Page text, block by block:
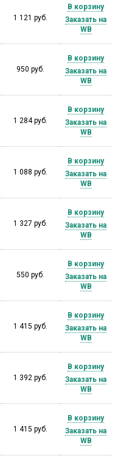
1 121 руб.
В корзину
Заказать на
WB
950 руб.
В корзину
Заказать на
WB
1 284 руб.
В корзину
Заказать на
WB
1 088 руб.
В корзину
Заказать на
WB
1 327 руб.
В корзину
Заказать на
WB
550 руб.
В корзину
Заказать на
WB
1 415 руб.
В корзину
Заказать на
WB
1 392 руб.
В корзину
Заказать на
WB
1 415 руб.
В корзину
Заказать на
WB